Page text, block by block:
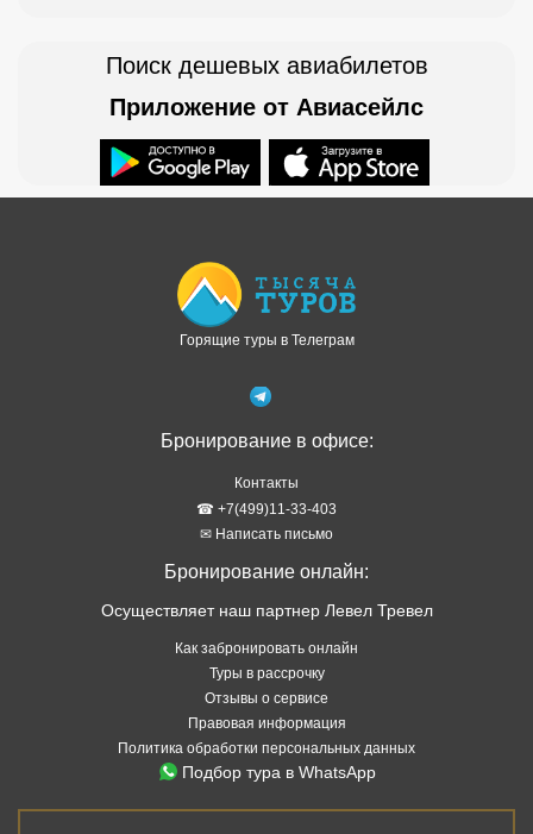
Поиск дешевых авиабилетов
Приложение от Авиасейлс
Горящие туры в Телеграм
Бронирование в офисе:
Контакты
☎ +7(499)11-33-403
✉ Написать письмо
Бронирование онлайн:
Осуществляет наш партнер Левел Тревел
Как забронировать онлайн
Туры в рассрочку
Отзывы о сервисе
Правовая информация
Политика обработки персональных данных
Подбор тура в WhatsApp